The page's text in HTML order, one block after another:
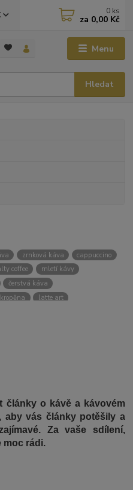
Menu
Hledat
0 ks
za 0,00 Kč
zrnková káva
cappuccino
coffee
mletí kávy
čerstvá káva
latte art
kávy
french press
french pressu
vacuum pot
hario
arabica
články o kávě a kávovém
aby vás články potěšily a
Za vaše sdílení,
moc rádi.